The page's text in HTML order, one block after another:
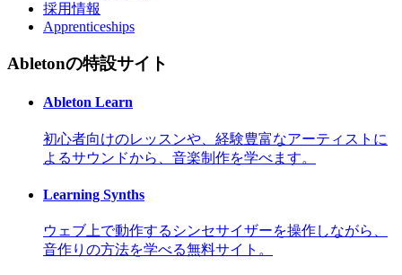
採用情報
Apprenticeships
Abletonの特設サイト
Ableton Learn
初心者向けのレッスンや、経験豊富なアーティストに
よるサウンドから、音楽制作を学べます。
Learning Synths
ウェブ上で動作するシンセサイザーを操作しながら、
音作りの方法を学べる無料サイト。